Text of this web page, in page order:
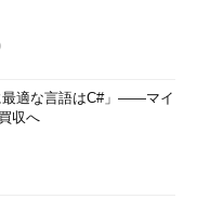
ックアップするため、
バックアップ）。
最適な言語はC#」――マイ
収へ